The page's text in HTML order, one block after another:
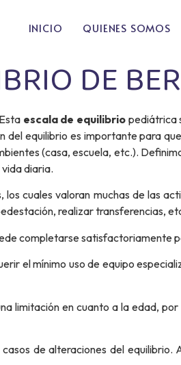
INICIO QUIENES SOMOS
DE
escala de equilibriopediátrica
del equilibrio es importante para
(casa, escuela, etc.).
diaria.
los cuales valoran muchas de las
realizar transferencias,
completarse satisfactoriamente
el mínimo uso de equipo
limitación en cuanto a la edad,
de alteraciones del